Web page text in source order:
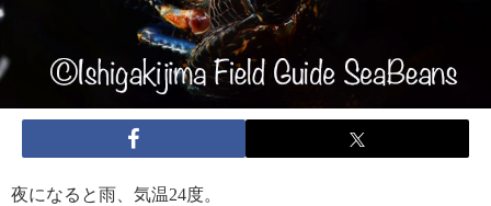
夜になると雨、気温24度。